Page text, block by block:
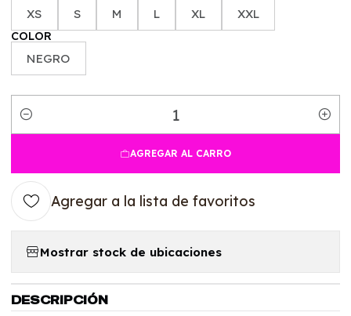
XS S M L XL XXL
COLOR
NEGRO
Cantidad
AGREGAR AL CARRO
Agregar a la lista de favoritos
Mostrar stock de ubicaciones
DESCRIPCIÓN